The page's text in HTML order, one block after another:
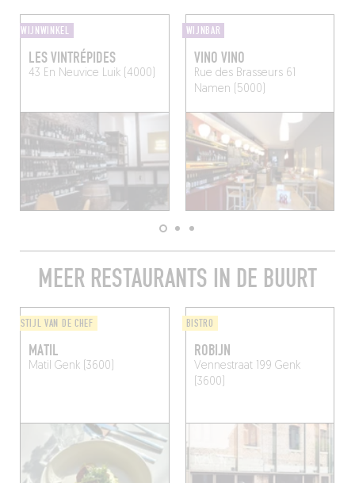
WIJNWINKEL
LES VINTRÉPIDES
43 En Neuvice Luik (4000)
WIJNBAR
VINO VINO
Rue des Brasseurs 61
Namen (5000)
MEER RESTAURANTS IN DE BUURT
STIJL VAN DE CHEF
MATIL
Matil Genk (3600)
BISTRO
ROBIJN
Vennestraat 199 Genk
(3600)